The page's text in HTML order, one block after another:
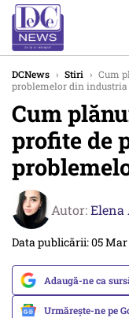
DCNews › Stiri › Cum
problemelor din industria
Cum
profite de
Autor:Elena
Data publicării: 05 Mar
Adaugă-ne ca
Urmărește-ne pe